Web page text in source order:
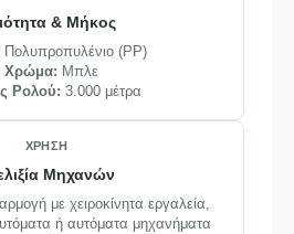
& Μήκος
Πολυπροπυλένιο (PP)
Χρώμα: Μπλε
Ρολού: 3.000 μέτρα
ΧΡΉΣΗ
Μηχανών
με χειροκίνητα εργαλεία,
ή αυτόματα μηχανήματα